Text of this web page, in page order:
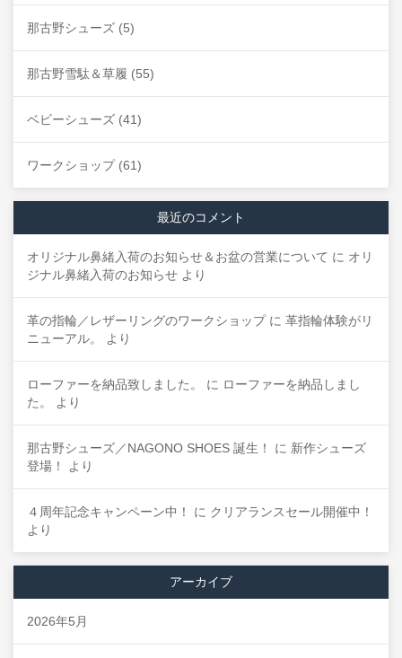
那古野シューズ (5)
那古野雪駄＆草履 (55)
ベビーシューズ (41)
ワークショップ(61)
最近のコメント
オリジナル鼻緒入荷のお知らせ＆お盆の営業について に オリ
ジナル鼻緒入荷のお知らせ より
革の指輪／レザーリングのワークショップに 革指輪体験がリ
ニューアル。
より
ローファーを納品致しました。 に ローファーを納品しまし
た。
より
那古野シューズ／NAGONO SHOES 誕生！ に 新作シューズ
登場！
より
４周年記念キャンペーン中！ に クリアランスセール開催中！
より
アーカイブ
2026年5月